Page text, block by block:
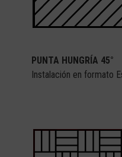
PUNTA HUNGRÍA 45°
Instalación en formato